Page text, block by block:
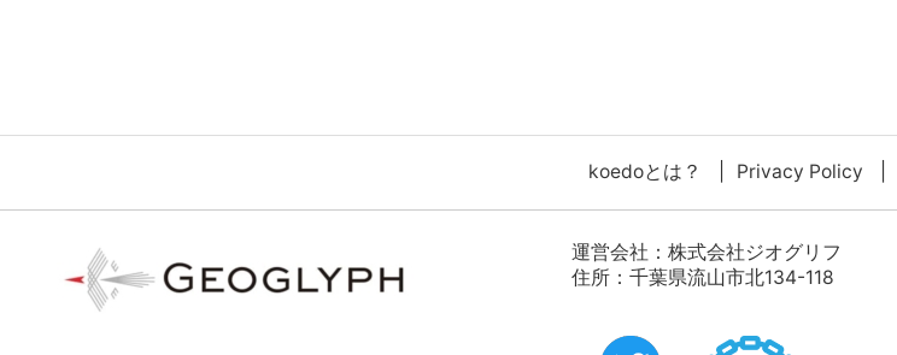
koedoとは？ Privacy Policy
運営会社： 株式会社ジオグリフ
住所：千葉県流山市北134-118